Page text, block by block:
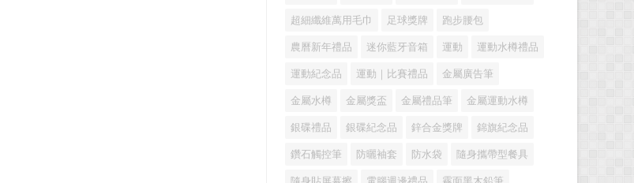
超細纖維萬用毛巾 足球獎牌 跑步腰包
農曆新年禮品 迷你藍牙音箱 運動 運動水樽禮品
運動紀念品 運動｜比賽禮品 金屬廣告筆
金屬水樽 金屬獎盃 金屬禮品筆 金屬運動水樽
銀碟禮品 銀碟紀念品 鋅合金獎牌 錦旗紀念品
鑽石觸控筆 防曬袖套 防水袋 隨身攜帶型餐具